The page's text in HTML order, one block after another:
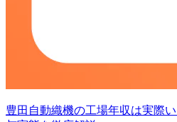
豊田自動織機の工場年収は実際